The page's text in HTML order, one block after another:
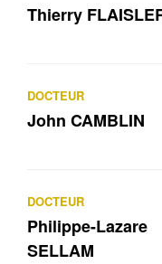
Thierry
DOCTEUR
John CAMBLIN
DOCTEUR
Philippe-Lazare
SELLAM